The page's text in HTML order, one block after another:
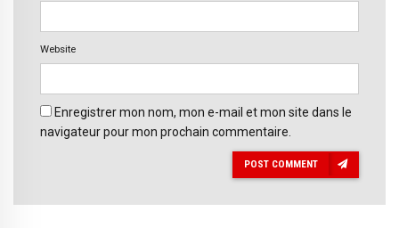
Website
Enregistrer mon nom, mon e-mail et mon site dans le
navigateur pour mon prochain commentaire.
POST COMMENT